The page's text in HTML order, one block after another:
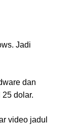
Jadi
dan
dolar.
video jadul